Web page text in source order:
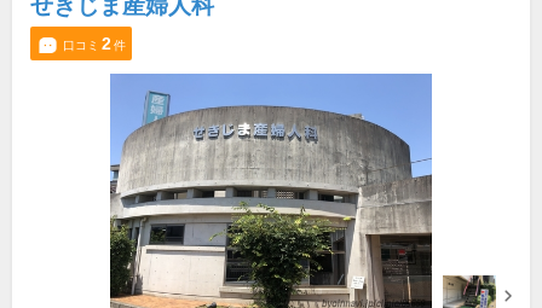
せきじま産婦人科
口コミ 2件